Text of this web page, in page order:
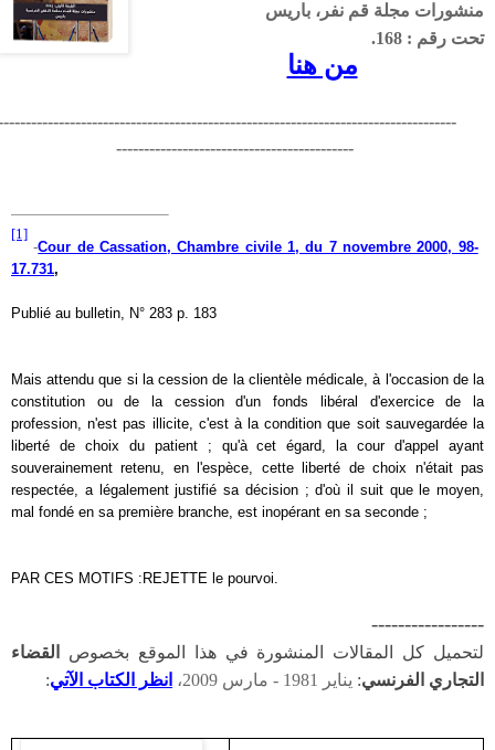
منشورات مجلة قم نفر، باريس
تحت رقم : 168.
من هنا
-------------------------------------------
[1]
-Cour de Cassation, Chambre civile 1, du 7 novembre 2000, 98-
17.731,
Publié au bulletin, N° 283 p. 183
Mais attendu que si la cession de la clientèle médicale, à l'occasion de la
constitution ou de la cession d'un fonds libéral d'exercice de la
profession, n'est pas illicite, c'est à la condition que soit sauvegardée la
liberté de choix du patient ; qu'à cet égard, la cour d'appel ayant
souverainement retenu, en l'espèce, cette liberté de choix n'était pas
respectée, a légalement justifié sa décision ; d'où il suit que le moyen,
mal fondé en sa première branche, est inopérant en sa seconde ;
PAR CES MOTIFS : REJETTE le pourvoi.
-----------------
لتحميل كل المقالات المنشورة في هذا الموقع بخصوص القضاء
التجاري الفرنسي: يناير 1981 - مارس 2009، انظر الكتاب الآتي: